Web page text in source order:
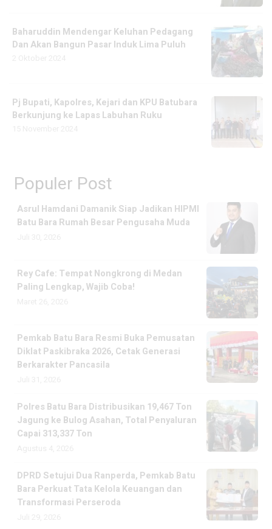
Baharuddin Mendengar Keluhan Pedagang
Dan Akan Bangun Pasar Induk Lima Puluh
Pj Bupati, Kapolres, Kejari dan KPU Batubara
Berkunjung ke Lapas Labuhan Ruku
Populer Post
Asrul Hamdani Damanik Siap Jadikan HIPMI
Batu Bara Rumah Besar Pengusaha Muda
Rey Cafe: Tempat Nongkrong di Medan
Paling Lengkap, Wajib Coba!
Pemkab Batu Bara Resmi Buka Pemusatan
Diklat Paskibraka 2026, Cetak Generasi
Berkarakter Pancasila
Polres Batu Bara Distribusikan 19,467 Ton
Jagung ke Bulog Asahan, Total Penyaluran
Capai 313,337 Ton
DPRD Setujui Dua Ranperda, Pemkab Batu
Bara Perkuat Tata Kelola Keuangan dan
Transformasi Perseroda